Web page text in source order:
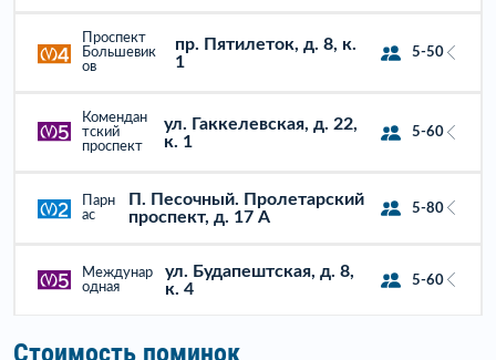
Проспект
Большевик
ов
пр. Пятилеток, д. 8, к.
1
5-50
Комендан
тский
проспект
ул. Гаккелевская, д. 22,
к. 1
5-60
Парн
ас
П. Песочный. Пролетарский
проспект, д. 17 А
5-80
Междунар
одная
ул. Будапештская, д. 8,
к. 4
5-60